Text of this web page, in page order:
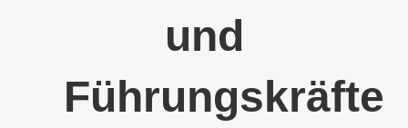
und
Führungskräfte